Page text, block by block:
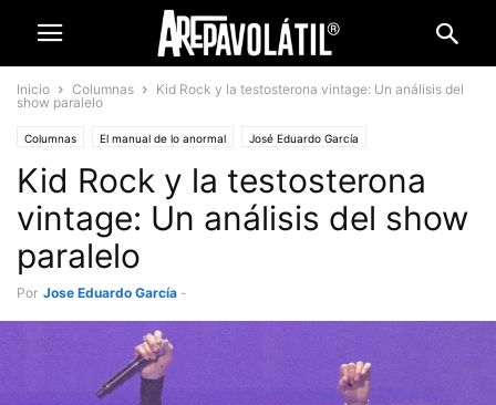
Inicio Columnas
Kid Rock y la testosterona vintage: Un análisis del
show paralelo
Columnas El manual de lo anormal José Eduardo García
Kid Rock y la testosterona
vintage: Un análisis del show
paralelo
Por Jose Eduardo García -